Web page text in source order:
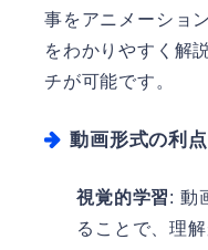
事をアニメーショ
をわかりやすく解
チが可能です。
動画形式の利点
視覚的学習: 動
ることで、理